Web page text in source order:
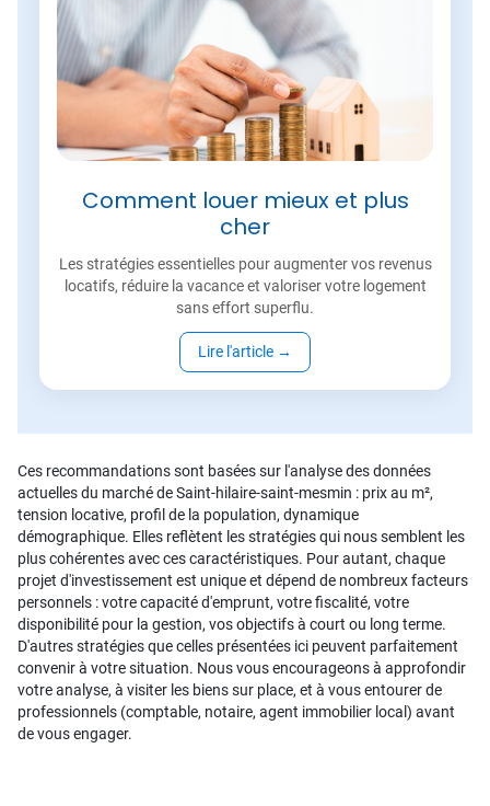
Comment louer mieux et plus
cher
Les stratégies essentielles pour augmenter vos revenus
locatifs, réduire la vacance et valoriser votre logement
sans effort superflu.
Lire l'article →
Ces recommandations sont basées sur l'analyse des données
actuelles du marché de Saint-hilaire-saint-mesmin : prix au m²,
tension locative, profil de la population, dynamique
démographique. Elles reflètent les stratégies qui nous semblent les
plus cohérentes avec ces caractéristiques. Pour autant, chaque
projet d'investissement est unique et dépend de nombreux facteurs
personnels : votre capacité d'emprunt, votre fiscalité, votre
disponibilité pour la gestion, vos objectifs à court ou long terme.
D'autres stratégies que celles présentées ici peuvent parfaitement
convenir à votre situation. Nous vous encourageons à approfondir
votre analyse, à visiter les biens sur place, et à vous entourer de
professionnels (comptable, notaire, agent immobilier local) avant
de vous engager.